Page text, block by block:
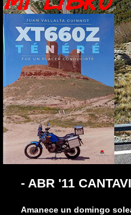
- ABR '11
Amanece un domingo